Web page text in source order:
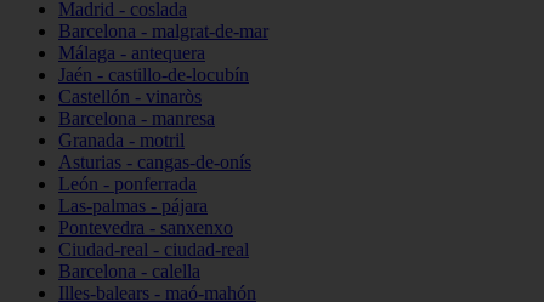
Madrid - coslada
Barcelona - malgrat-de-mar
Málaga - antequera
Jaén - castillo-de-locubín
Castellón - vinaròs
Barcelona - manresa
Granada - motril
Asturias - cangas-de-onís
León - ponferrada
Las-palmas - pájara
Pontevedra - sanxenxo
Ciudad-real - ciudad-real
Barcelona - calella
Illes-balears - maó-mahón